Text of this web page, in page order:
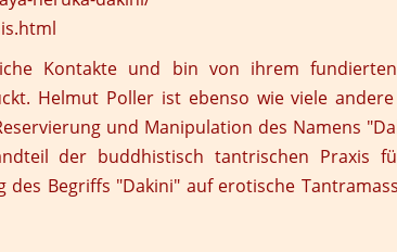
Kontakte und bin von ihrem
Helmut Poller ist ebenso wie viele
und Manipulation des Namens
der buddhistisch tantrischen
Begriffs "Dakini" auf erotische